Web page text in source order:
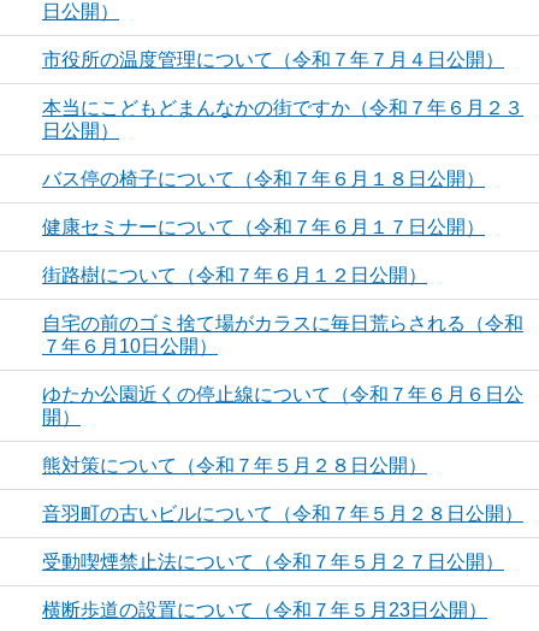
日公開）
市役所の温度管理について（令和７年７月４日公開）
本当にこどもどまんなかの街ですか（令和７年６月２３
日公開）
バス停の椅子について（令和７年６月１８日公開）
健康セミナーについて（令和７年６月１７日公開）
街路樹について（令和７年６月１２日公開）
自宅の前のゴミ捨て場がカラスに毎日荒らされる（令和
７年６月10日公開）
ゆたか公園近くの停止線について（令和７年６月６日公
開）
熊対策について（令和７年５月２８日公開）
音羽町の古いビルについて（令和７年５月２８日公開）
受動喫煙禁止法について（令和７年５月２７日公開）
横断歩道の設置について（令和７年５月23日公開）